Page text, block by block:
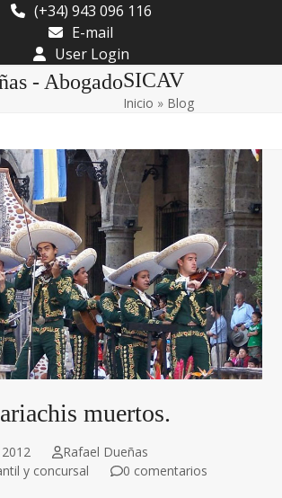
(+34) 943 096 116
E-mail
User Login
- AbogadoSICAV
Inicio » Blog
muertos.
Rafael Dueñas
y concursal
0 comentarios